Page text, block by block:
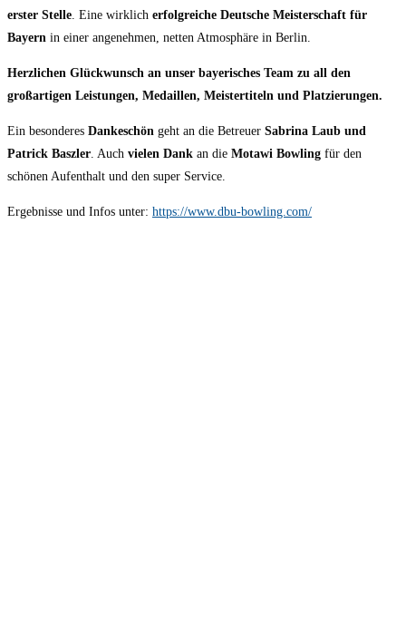
erster Stelle . Eine wirklich erfolgreiche Deutsche Meisterschaft für
Bayern in einer angenehmen, netten Atmosphäre in Berlin.
Herzlichen Glückwunsch an unser bayerisches Team zu all den
großartigen Leistungen, Medaillen, Meistertiteln und Platzierungen.
Ein besonderes Dankeschön geht an die Betreuer Sabrina Laub und
Patrick Baszler . Auch vielen Dank an die Motawi Bowling für den
schönen Aufenthalt und den super Service.
Ergebnisse und Infos unter: https://www.dbu-bowling.com/